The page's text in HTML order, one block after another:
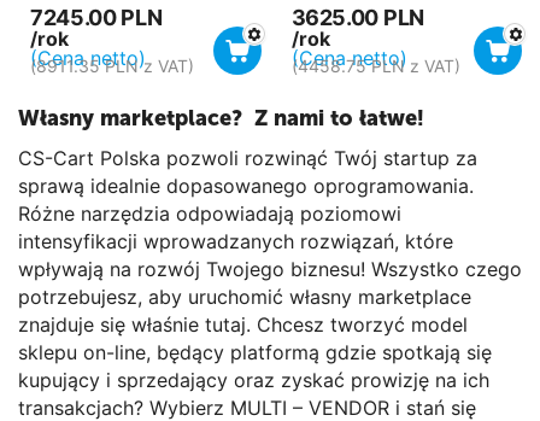
Własny marketplace? Z nami to łatwe!
CS-Cart Polska pozwoli rozwinąć Twój startup za
sprawą idealnie dopasowanego oprogramowania.
Różne narzędzia odpowiadają poziomowi
intensyfikacji wprowadzanych rozwiązań, które
wpływają na rozwój Twojego biznesu! Wszystko czego
potrzebujesz, aby uruchomić własny marketplace
znajduje się właśnie tutaj. Chcesz tworzyć model
sklepu on-line, będący platformą gdzie spotkają się
kupujący i sprzedający oraz zyskać prowizję na ich
transakcjach? Wybierz MULTI – VENDOR i stań się
7245.00 PLN
/rok
(Cena netto)
(8911.35 PLNz VAT)
3625.00 PLN
/rok
(Cena netto)
(4458.75 PLNz VAT)